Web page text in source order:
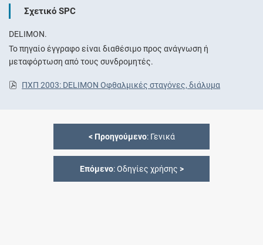
Σχετικό SPC
DELIMON.
Το πηγαίο έγγραφο είναι διαθέσιμο προς ανάγνωση ή
μεταφόρτωση από τους συνδρομητές.
ΠΧΠ 2003: DELIMON Οφθαλμικές σταγόνες, διάλυμα
< Προηγούμενο: Γενικά
Επόμενο: Οδηγίες χρήσης >